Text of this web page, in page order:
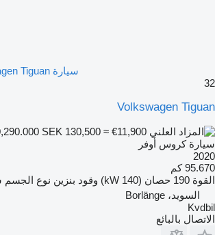
سيارة Volkswagen Tiguan
32
Volkswagen Tiguan
SEK 130,500 ≈ €11,900
سيارة كروس أوفر
2020
95.670 كم
القوة 190 حصان (140 kW) وقود بنزين نوع الجسم
السويد، Borlänge
Kvdbil
الاتصال بالبائع